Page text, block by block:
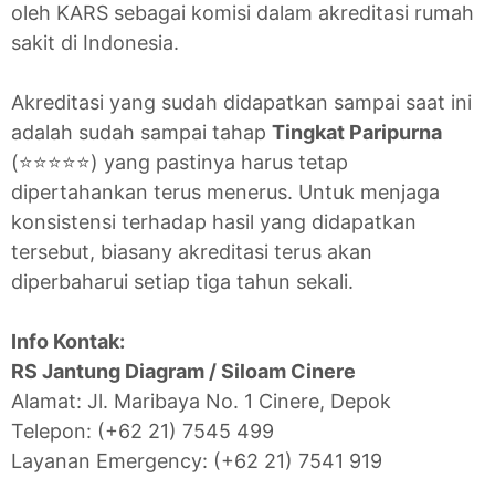
oleh KARS sebagai komisi dalam akreditasi rumah
sakit di Indonesia.
Akreditasi yang sudah didapatkan sampai saat ini
adalah sudah sampai tahap Tingkat Paripurna
(⭐⭐⭐⭐⭐) yang pastinya harus tetap
dipertahankan terus menerus. Untuk menjaga
konsistensi terhadap hasil yang didapatkan
tersebut, biasany akreditasi terus akan
diperbaharui setiap tiga tahun sekali.
Info Kontak:
RS Jantung Diagram / Siloam Cinere
Alamat: Jl. Maribaya No. 1 Cinere, Depok
Telepon: (+62 21) 7545 499
Layanan Emergency: (+62 21) 7541 919